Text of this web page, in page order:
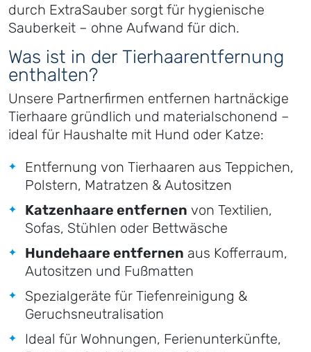
durch ExtraSauber sorgt für hygienische
Sauberkeit – ohne Aufwand für dich.
Was ist in der Tierhaarentfernung
enthalten?
Unsere Partnerfirmen entfernen hartnäckige
Tierhaare gründlich und materialschonend –
ideal für Haushalte mit Hund oder Katze:
Entfernung von Tierhaaren aus Teppichen,
Polstern, Matratzen & Autositzen
Katzenhaare entfernen von Textilien,
Sofas, Stühlen oder Bettwäsche
Hundehaare entfernen aus Kofferraum,
Autositzen und Fußmatten
Spezialgeräte für Tiefenreinigung &
Geruchsneutralisation
Ideal für Wohnungen, Ferienunterkünfte,